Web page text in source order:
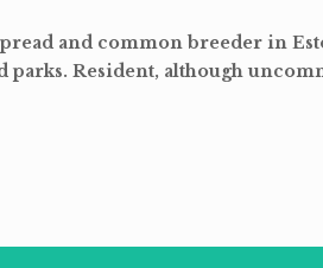
and common breeder in
parks. Resident, although